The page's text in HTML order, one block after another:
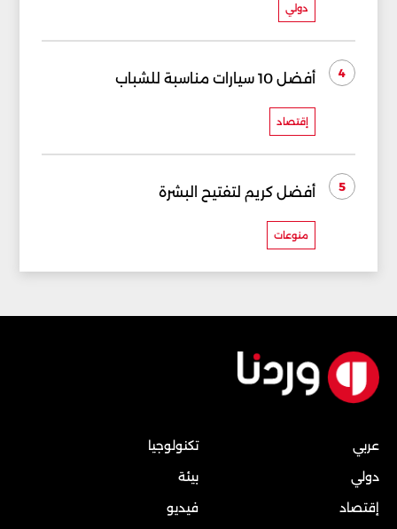
دولي
4 أفضل 10 سيارات مناسبة للشباب
إقتصاد
5 أفضل كريم لتفتيح البشرة
منوعات
عربي
دولي
إقتصاد
تكنولوجيا
بيئة
فيديو